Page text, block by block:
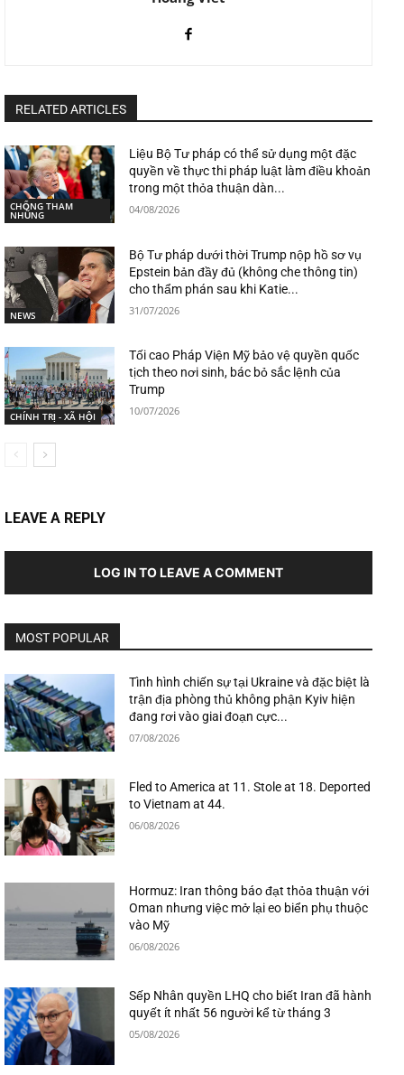
RELATED ARTICLES
CHỐNG THAM
NHŨNG
Liệu Bộ Tư pháp có thể sử dụng một đặc
quyền về thực thi pháp luật làm điều khoản
trong một thỏa thuận dàn...
04/08/2026
NEWS
Bộ Tư pháp dưới thời Trump nộp hồ sơ vụ
Epstein bản đầy đủ (không che thông tin)
cho thẩm phán sau khi Katie...
31/07/2026
CHÍNH TRỊ - XÃ HỘI
Tối cao Pháp Viện Mỹ bảo vệ quyền quốc
tịch theo nơi sinh, bác bỏ sắc lệnh của
Trump
10/07/2026
LEAVE A REPLY
LOG IN TO LEAVE A COMMENT
MOST POPULAR
Tình hình chiến sự tại Ukraine và đặc biệt là
trận địa phòng thủ không phận Kyiv hiện
đang rơi vào giai đoạn cực...
07/08/2026
Fled to America at 11. Stole at 18. Deported
to Vietnam at 44.
06/08/2026
Hormuz: Iran thông báo đạt thỏa thuận với
Oman nhưng việc mở lại eo biển phụ thuộc
vào Mỹ
06/08/2026
Sếp Nhân quyền LHQ cho biết Iran đã hành
quyết ít nhất 56 người kể từ tháng 3
05/08/2026